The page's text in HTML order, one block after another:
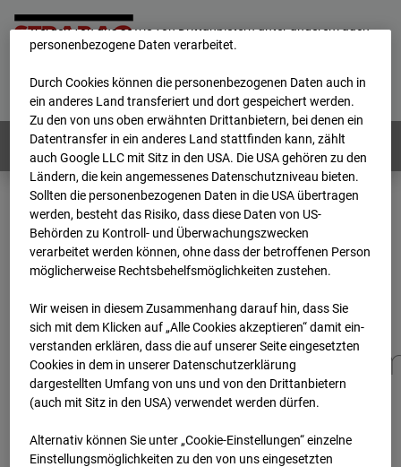
Deutsch / English
Webcams: Alle Länder
Home
Deutschland
BC-173 - BV-Gefahrenabwehrzentrum Oberursel
Archiv
2026 07 08 06:30
BC-173 - BV-
Oberursel
Lahnstraße, 61440 Oberursel
werden von uns sowie von Drittanbietern unter anderem auch
personenbezogene Daten verarbeitet.
Durch Cookies können die personenbezogenen Daten auch in
ein anderes Land transferiert und dort gespeichert werden.
Zu den von uns oben erwähnten Drittanbietern, bei denen ein
Datentransfer in ein anderes Land stattfinden kann, zählt
auch Google LLC mit Sitz in den USA. Die USA gehören zu den
Ländern, die kein angemessenes Datenschutzniveau bieten.
Sollten die personenbezogenen Daten in die USA übertragen
werden, besteht das Risiko, dass diese Daten von US-
Behörden zu Kontroll- und Überwachungszwecken
verarbeitet werden können, ohne dass der betroffenen Person
möglicherweise Rechtsbehelfsmöglichkeiten zustehen.
Wir weisen in diesem Zusammenhang darauf hin, dass Sie
sich mit dem Klicken auf „Alle Cookies akzeptieren“ damit ein­
ver­standen erklären, dass die auf unserer Seite eingesetzten
Cookies in dem in unserer Datenschutzerklärung
dargestellten Umfang von uns und von den Drittanbietern
(auch mit Sitz in den USA) verwendet werden dürfen.
Alternativ können Sie unter „Cookie-Einstellungen“ einzelne
Einstellungsmöglichkeiten zu den von uns eingesetzten